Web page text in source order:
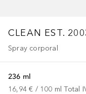
CLEAN EST.
Spray corporal
236 ml
16,94 € / 100 ml Total